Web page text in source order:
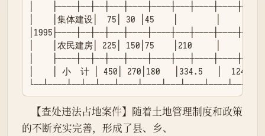
│    ├────┼──┼──┼───┼────┼────┼───┼────┼────┼────┤
│    │集体建设│  75│ 30 │45    │        │
│1995├────┼──┼──┼───┼────┼────┼───┼────┼────┼────┤
│    │农民建房│ 225│ 150│75    │210     │
│    ├────┼──┼──┼───┼────┼────┼───┼────┼────┼────┤
│    │ 小  计 │ 450│ 270│180   │334.5   │
└──┴────┴──┴──┴───┴────┴────┴───┴────┴────┴────┘
的不断充实完善，形成了县、乡、